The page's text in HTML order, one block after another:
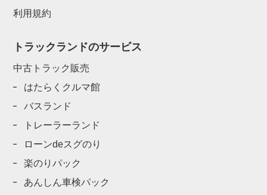
利用規約
トラックランドのサービス
中古トラック販売
はたらくクルマ館
バスランド
トレーラーランド
ローンdeスグのり
楽のりパック
あんしん車検パック